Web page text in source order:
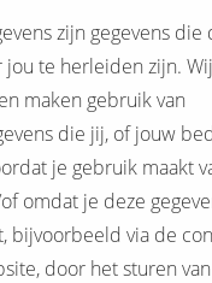
zijn gegevens
jou te herleiden zijn. Wij
maken gebruik van
die jij, of jouw
je gebruik maakt
omdat je deze
bijvoorbeeld via de
door het sturen